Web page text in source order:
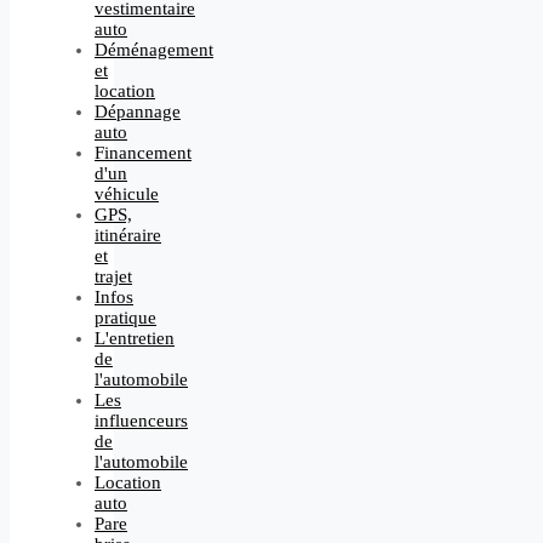
vestimentaire
auto
Déménagement
et
location
Dépannage
auto
Financement
d'un
véhicule
GPS,
itinéraire
et
trajet
Infos
pratique
L'entretien
de
l'automobile
Les
influenceurs
de
l'automobile
Location
auto
Pare